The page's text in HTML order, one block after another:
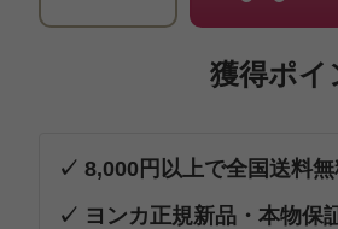
獲得ポイ
✓ 8,000円以上で全国送料
✓ ヨンカ正規新品・本物保